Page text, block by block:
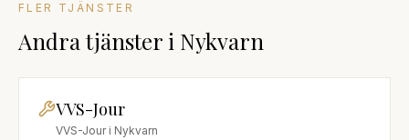
FLER TJÄNSTER
Andra tjänster i Nykvarn
VVS-Jour
VVS-Jour i Nykvarn